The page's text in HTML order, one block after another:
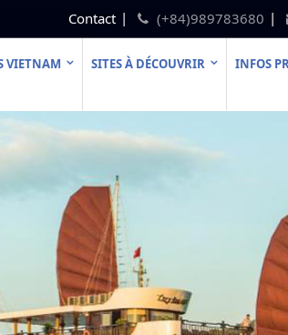
Contact (+84)989783680
VIETNAM SITES À DÉCOUVRIR INFOS